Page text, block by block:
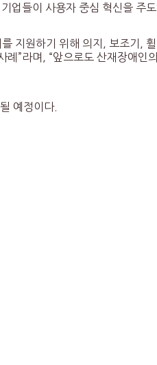
업들이 사용자 중심 혁신을 주
지원하기 위해 의지, 보조기,
”라며, “앞으로도 산재장애인
예정이다.